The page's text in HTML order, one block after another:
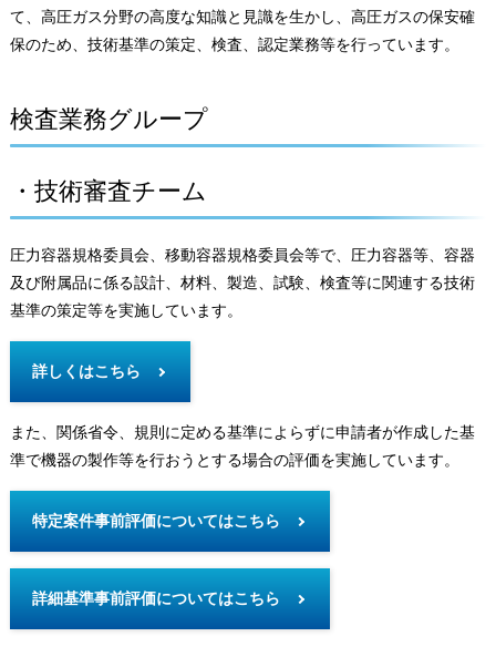
て、高圧ガス分野の高度な知識と見識を生かし、高圧ガスの保安確
保のため、技術基準の策定、検査、認定業務等を行っています。
検査業務グループ
・技術審査チーム
圧力容器規格委員会、移動容器規格委員会等で、圧力容器等、容器
及び附属品に係る設計、材料、製造、試験、検査等に関連する技術
基準の策定等を実施しています。
詳しくはこちら
また、関係省令、規則に定める基準によらずに申請者が作成した基
準で機器の製作等を行おうとする場合の評価を実施しています。
特定案件事前評価についてはこちら
詳細基準事前評価についてはこちら